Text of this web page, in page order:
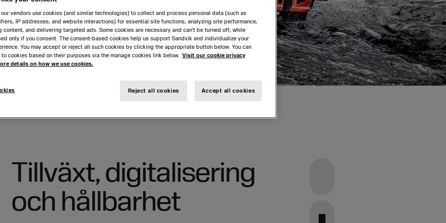
Innovationer
Framtida möjligheter
Innovationer
Framtida möjligheter med vårt
erbjudande
Styrelsens utskott
Vd och koncernledning,
affärsområden och
koncernfunktioner
Extern revisor
Helena Stjernholm
Stefan Widing
Kai Wärn
Thomas Andersson
Fredrik Håf
Erik Knebel
Johan Kerstell
Mattias Nilsson
Björn Roodzant
Sofia Sirvell
Riskhantering
Tillväxt, digitalisering
och hållbarhet
vendors use cookies (and similar technologies) to collect and process personal data (such as
IP addresses, and website interactions) for essential site functions, analyzing site performance,
content, and delivering targeted ads. Some cookies are necessary and can’t be turned off, while
only if you consent. The consent-based cookies help us support Sandvik and individualize your
You may accept or reject all such cookies by clicking the appropriate button below. You can
cookies based on their purposes via the manage cookies link below. Visit our cookie privacy
details on how we use cookies.
Reject all cookies Accept all cookies